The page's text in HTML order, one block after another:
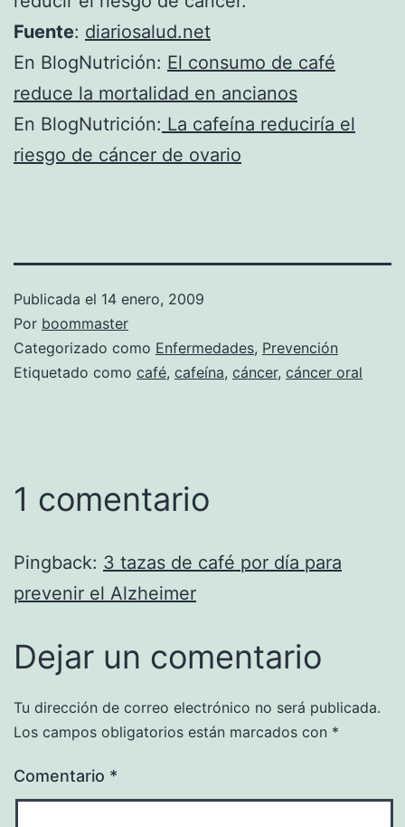
Fuente: diariosalud.net
En BlogNutrición: El consumo de café
reduce la mortalidad en ancianos
En BlogNutrición: La cafeína reduciría el
riesgo de cáncer de ovario
Publicada el 14 enero, 2009
Por boommaster
Categorizado como Enfermedades, Prevención
Etiquetado como café, cafeína, cáncer, cáncer oral
1 comentario
Pingback: 3 tazas de café por día para
prevenir el Alzheimer
Dejar un comentario
Tu dirección de correo electrónico no será publicada.
Los campos obligatorios están marcados con *
Comentario *